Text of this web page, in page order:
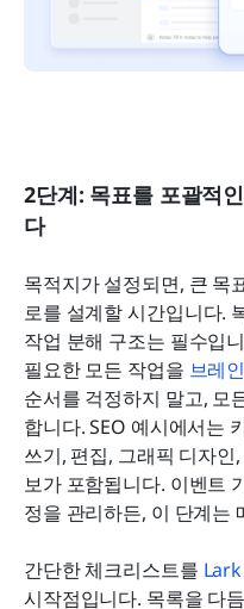
2단계: 목표를 포괄적
다
목적지가 설정되면, 큰 목
로를 설계할 시간입니다.
작업 분해 구조는 필수입
필요한 모든 작업을 브레
순서를 걱정하지 말고, 모
합니다. SEO 예시에서는
쓰기, 편집, 그래픽 디자인
보가 포함됩니다. 이벤트
정을 관리하든, 이 단계는
간단한 체크리스트를
시작점입니다. 목록을 다